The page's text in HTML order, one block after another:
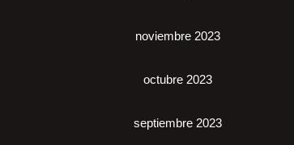
noviembre 2023
octubre 2023
septiembre 2023